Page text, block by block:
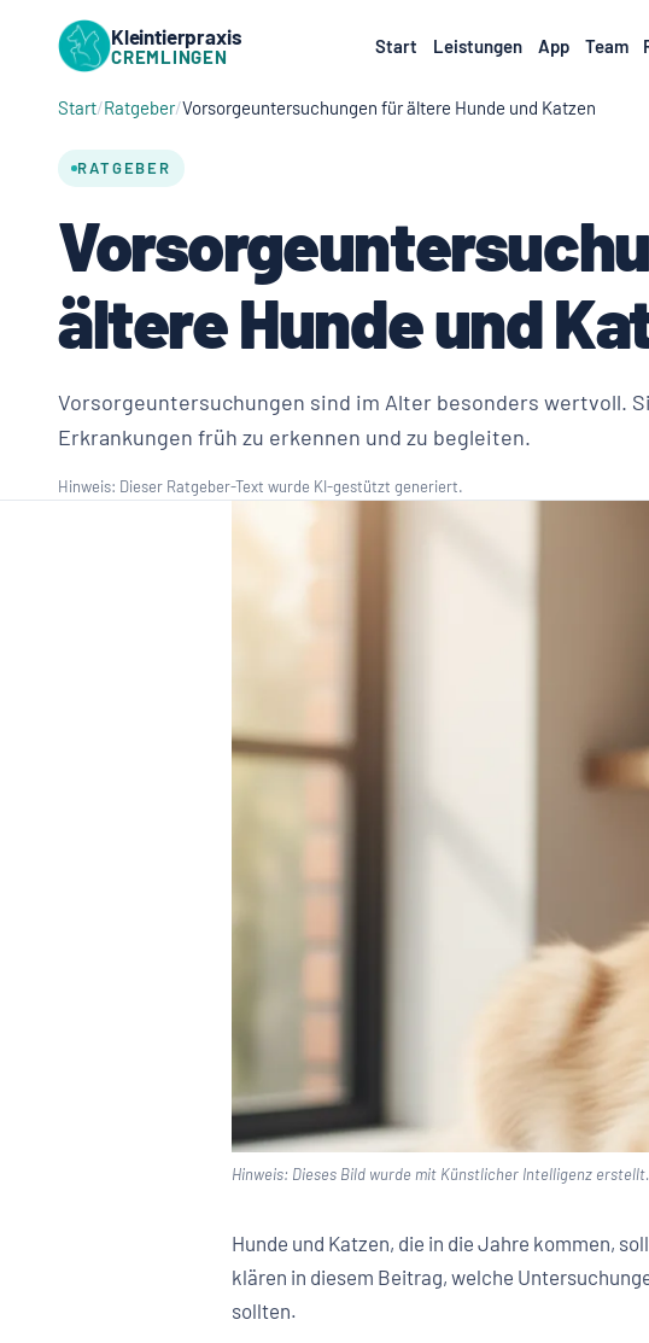
Kleintierpraxis
CREMLINGEN Start Leistungen App Team
Start Ratgeber Vorsorgeuntersuchungen für ältere Hunde und Katzen
RATGEBER
ältere Hunde und
Vorsorgeuntersuchungen sind im Alter besonders wertvoll.
Erkrankungen früh zu erkennen und zu begleiten.
Hinweis: Dieser Ratgeber-Text wurde KI-gestützt generiert.
Hinweis: Dieses Bild wurde mit Künstlicher Intelligenz erstellt.
Hunde und Katzen, die in die Jahre kommen,
klären in diesem Beitrag, welche
sollten.